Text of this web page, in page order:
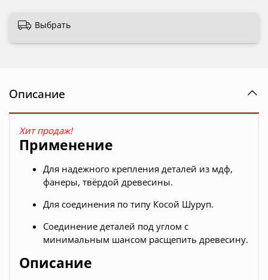
Выбрать
Описание
Хит продаж!
Применение
Для надежного крепления деталей из мдф,
фанеры, твёрдой древесины.
Для соединения по типу Косой Шуруп.
Соединение деталей под углом с
минимальным шансом расщепить древесину.
Описание